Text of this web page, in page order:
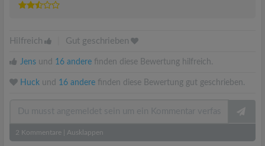
Hilfreich Gut geschrieben
Jens und 16 andere finden diese Bewertung hilfreich.
Huck und 16 andere finden diese Bewertung gut geschrieben.
2 Kommentare Ausklappen